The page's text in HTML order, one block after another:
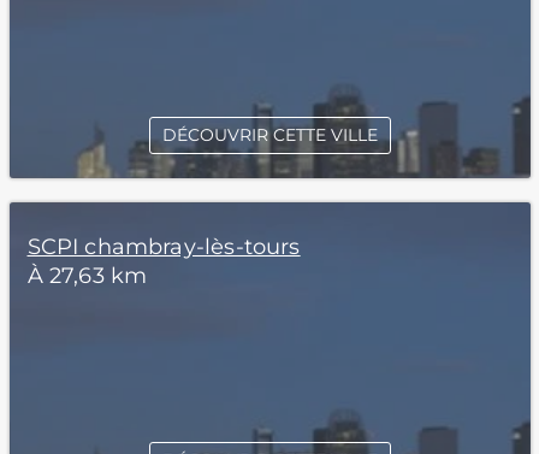
DÉCOUVRIR CETTE VILLE
SCPI chambray-lès-tours
À 27,63 km